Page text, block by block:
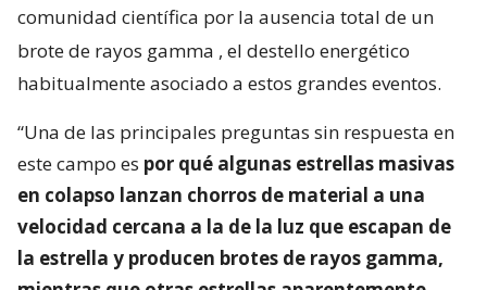
comunidad científica por la ausencia total de un
brote de rayos gamma , el destello energético
habitualmente asociado a estos grandes eventos.
“Una de las principales preguntas sin respuesta en
este campo es por qué algunas estrellas masivas
en colapso lanzan chorros de material a una
velocidad cercana a la de la luz que escapan de
la estrella y producen brotes de rayos gamma,